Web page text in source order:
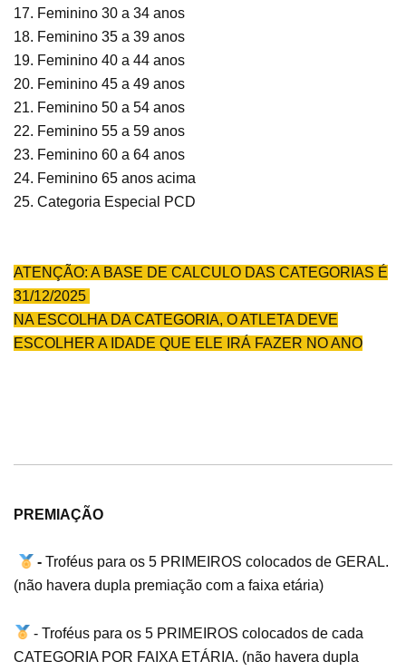
17. Feminino 30 a 34 anos
18. Feminino 35 a 39 anos
19. Feminino 40 a 44 anos
20. Feminino 45 a 49 anos
21. Feminino 50 a 54 anos
22. Feminino 55 a 59 anos
23. Feminino 60 a 64 anos
24. Feminino 65 anos acima
25. Categoria Especial PCD
ATENÇÃO: A BASE DE CALCULO DAS CATEGORIAS É
31/12/2025
NA ESCOLHA DA CATEGORIA, O ATLETA DEVE
ESCOLHER A IDADE QUE ELE IRÁ FAZER NO ANO
PREMIAÇÃO
-Troféus para os 5 PRIMEIROS colocados de GERAL.
(não havera dupla premiação com a faixa etária)
-Troféus para os 5 PRIMEIROS colocados de cada
CATEGORIA POR FAIXA ETÁRIA. (não havera dupla